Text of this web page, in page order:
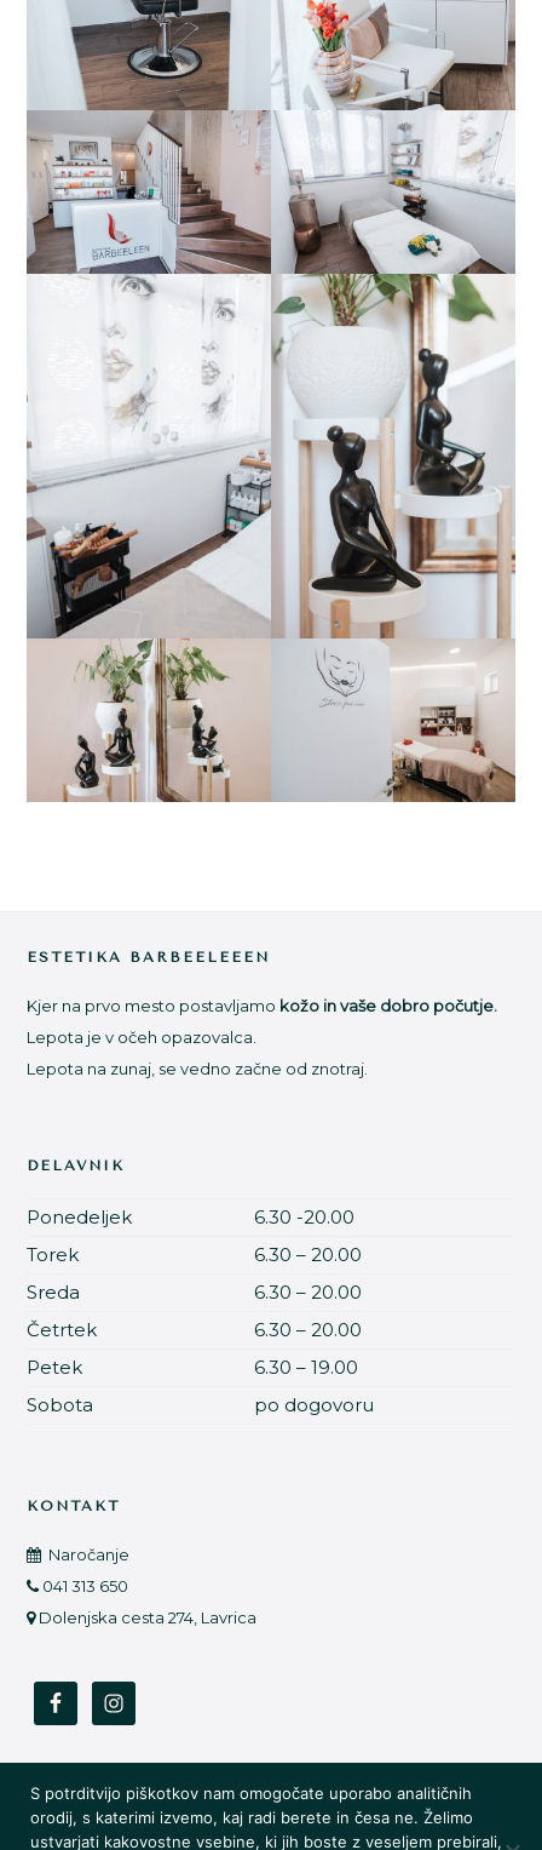
ESTETIKA BARBEELEEEN
Kjer na prvo mesto postavljamo kožo in vaše dobro počutje.
Lepota je v očeh opazovalca.
Lepota na zunaj, se vedno začne od znotraj.
DELAVNIK
Ponedeljek
6.30 -20.00
Torek
6.30 – 20.00
Sreda
6.30 – 20.00
Četrtek
6.30 – 20.00
Petek
6.30 – 19.00
Sobota
po dogovoru
KONTAKT
Naročanje
041 313 650
Dolenjska cesta 274, Lavrica
Vse pravice zadržane ©️ 2021 Estetika Barbeeleen |Zasebnost
S potrditvijo piškotkov nam omogočate uporabo analitičnih
orodij, s katerimi izvemo, kaj radi berete in česa ne. Želimo
ustvarjati kakovostne vsebine, ki jih boste z veseljem prebirali,